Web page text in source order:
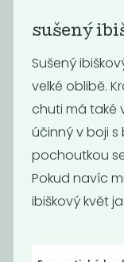
Sušené
nesířené
455Kč/ Kg
sušený
Sušený
velké oblibě.
chuti má také
účinný v boji s
pochoutkou
Pokud navíc
ibiškový květ